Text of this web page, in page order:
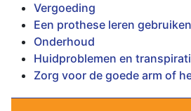
Vergoeding
Een prothese leren gebruiken
Onderhoud
Huidproblemen en
Zorg voor de goede arm of